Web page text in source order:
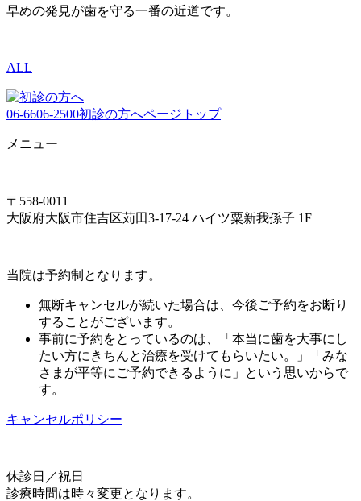
早めの発見が歯を守る一番の近道です。
ALL
06-6606-2500初診の方へページトップ
メニュー
〒558-0011
大阪府大阪市住吉区苅田3-17-24 ハイツ粟新我孫子 1F
当院は予約制となります。
無断キャンセルが続いた場合は、今後ご予約をお断り
することがございます。
事前に予約をとっているのは、「本当に歯を大事にし
たい方にきちんと治療を受けてもらいたい。」「みな
さまが平等にご予約できるように」という思いからで
す。
キャンセルポリシー
休診日／祝日
診療時間は時々変更となります。